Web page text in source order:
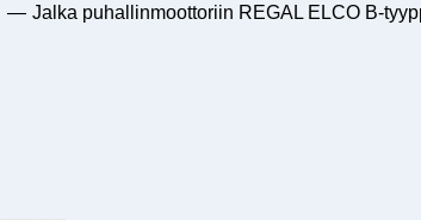
— Jalka puhallinmoottoriin REGAL ELCO B-